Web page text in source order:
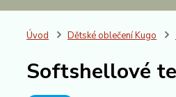
Úvod Dětské oblečení Kugo
Softshellové